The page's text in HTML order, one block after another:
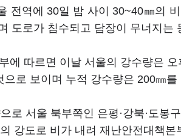
전역에 30일 밤 사이 30~40㎜의
도로가 침수되고 담장이 무너지는
에 따르면 이날 서울의 강수량은
로 보이며 누적 강수량은 200㎜
로 서울 북부쪽인 은평·강북·도봉
강도로 비가 내려 재난안전대책